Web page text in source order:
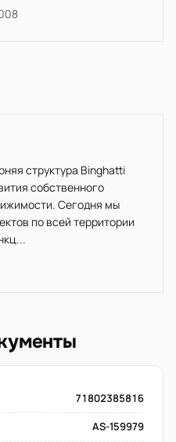
структура Binghatti
собственного
Сегодня мы
по всей территории
71802385816
AS-159979